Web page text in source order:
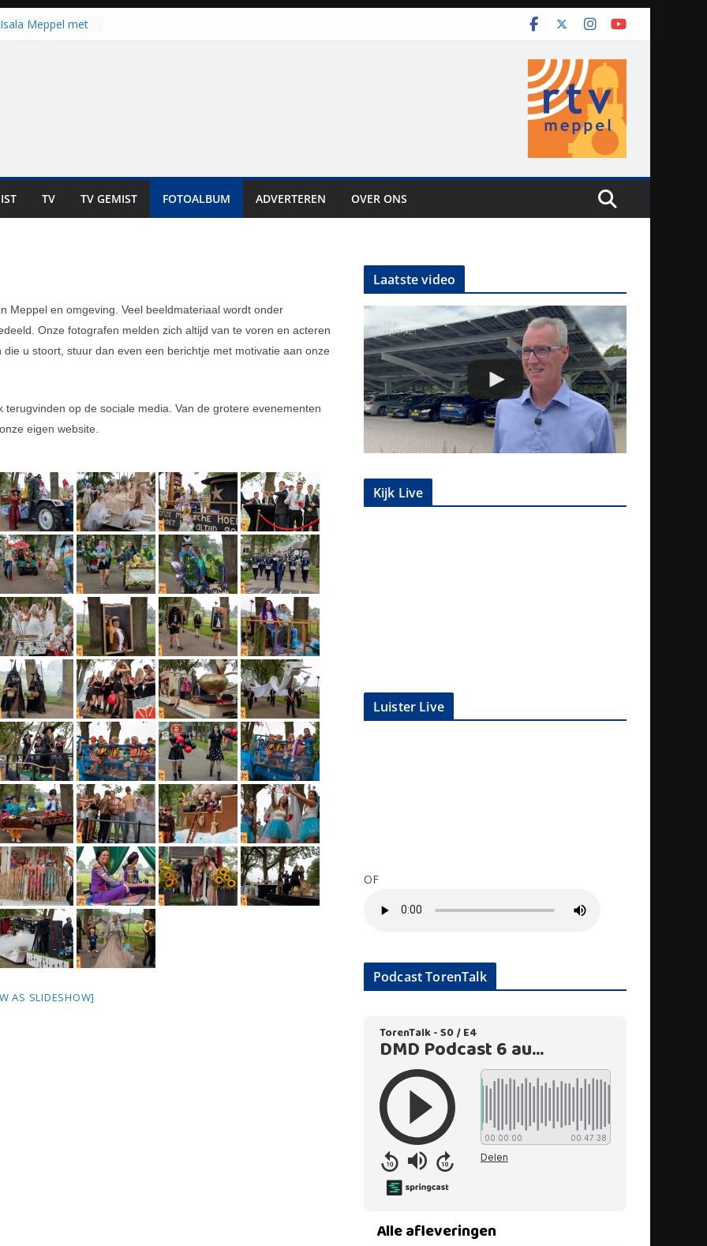
Meppel met
niet in geld uit te
TV TV GEMIST FOTOALBUM ADVERTEREN OVER ONS
Meppel en omgeving. Veel beeldmateriaal wordt onder
Onze fotografen melden zich altijd van te voren en acteren
u stoort, stuur dan even een berichtje met motivatie aan onze
op de sociale media. Van de grotere evenementen
eigen website.
AS SLIDESHOW]
Laatste video
Kijk Live
Luister Live
OF
Podcast TorenTalk